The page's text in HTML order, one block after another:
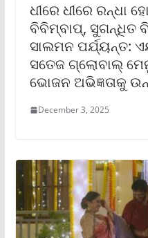
ଧୀରେ ଧୀରେ ରନ୍ଧା
ବିବିମ୍ବାପ୍‌, ସୁଗନ୍ଧିତ
ସାଲମନ ପର୍ଯ୍ୟନ୍ତ:
ସତେଜ ଗ୍ଲୋବାଲ୍
ଭୋଜନ ଅଭିଜ୍ଞତାକୁ
December 3, 2025